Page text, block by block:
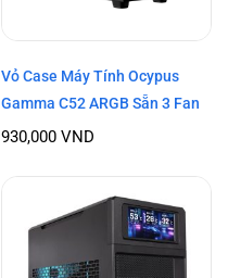
Vỏ Case Máy Tính Ocypus
Gamma C52 ARGB Sẵn 3 Fan
930,000 VND